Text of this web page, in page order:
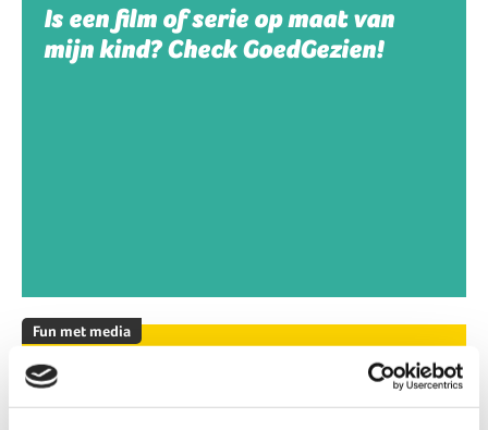
Is een film of serie op maat van
mijn kind? Check GoedGezien!
Fun met media
Leuke apps voor tieners om de
zomer door te komen